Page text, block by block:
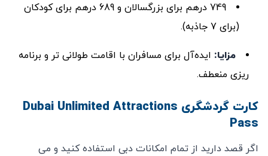
749 درهم برای بزرگسالان و 689 درهم برای کودکان
(برای 7 جاذبه).
مزایا: ایده‌آل برای مسافران با اقامت طولانی ‌تر و برنامه
‌ریزی منعطف.
کارت گردشگری Dubai Unlimited Attractions
Pass
اگر قصد دارید از تمام امکانات دبی استفاده کنید و می‌